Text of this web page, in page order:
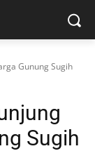
Gunung Sugih
Sugih